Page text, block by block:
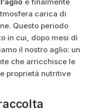
carica di
Questo periodo
in cui, dopo mesi di
il nostro aglio: un
che arricchisce le
proprietà nutritive